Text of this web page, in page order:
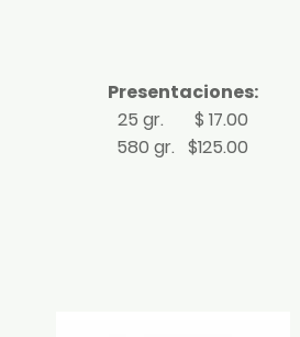
Presentaciones:
25 gr. $ 17.00
580 gr. $125.00